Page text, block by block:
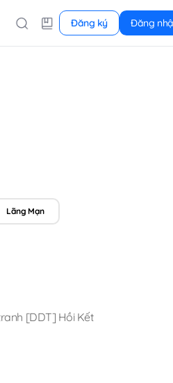
Đăng ký Đăng
Lãng Mạn
[DDT] Hồi Kết